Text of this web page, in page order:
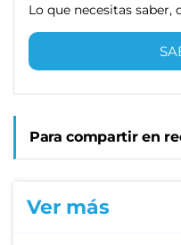
Lo que necesitas saber,
Para compartir en
Ver más